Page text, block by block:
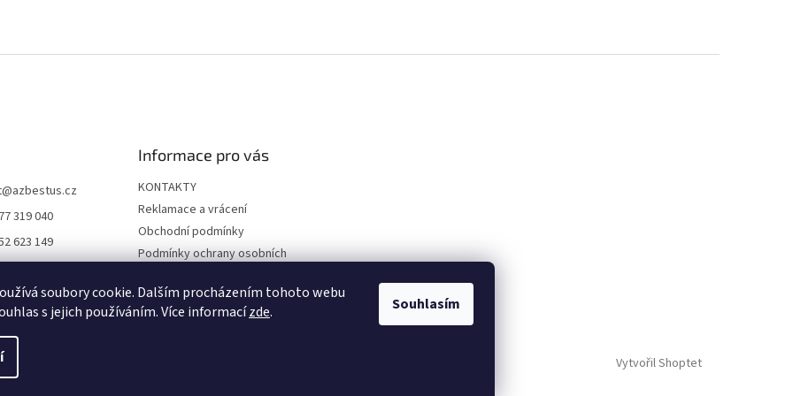
soubory cookie. Dalším procházením tohoto webu
s jejich používáním. Více informacízde. Souhlasím
@azbestus.cz
319 040
623 149
darkyinfo-16841
Informace pro vás
KONTAKTY
Reklamace a vrácení
Obchodní podmínky
Podmínky ochrany osobních
Doprava a platba
Vytvořil Shoptet